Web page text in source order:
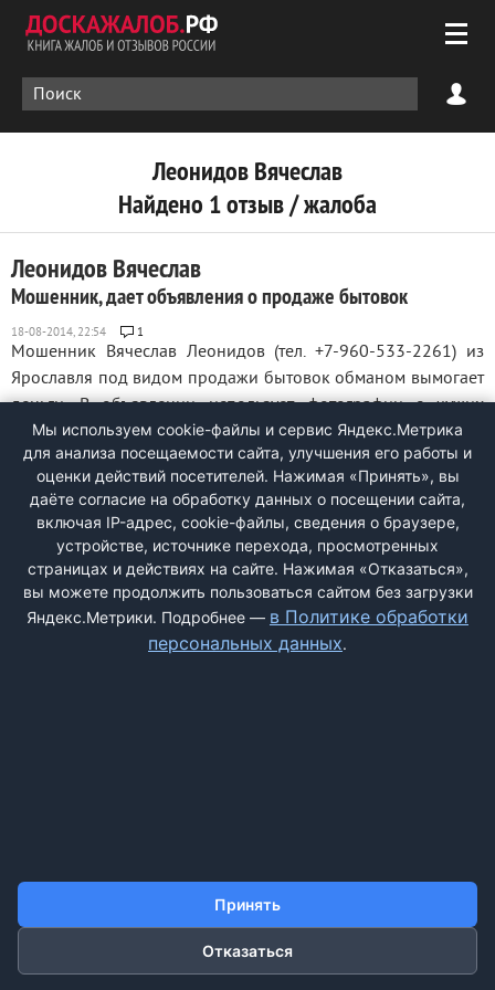
Леонидов Вячеслав
Найдено 1 отзыв / жалоба
Леонидов Вячеслав
Мошенник, дает объявления о продаже бытовок
1
Мошенник Вячеслав Леонидов (тел. +7-960-533-2261) из
Ярославля под видом продажи бытовок обманом вымогает
деньги. В объявлении использует фотографии с чужих
сайтов. Получив сумму, якобы необходимую для покупки
исходного материала, в дальнейшем не отвечает на звонки.
С ним в сговоре также Леонидова ...
ДОБАВИТЬ ЖАЛОБУ
КОНТАКТЫ
Мы используем cookie-файлы и сервис Яндекс.Метрика
для анализа посещаемости сайта, улучшения его работы и
оценки действий посетителей. Нажимая «Принять», вы
даёте согласие на обработку данных о посещении сайта,
включая IP-адрес, cookie-файлы, сведения о браузере,
устройстве, источнике перехода, просмотренных
страницах и действиях на сайте. Нажимая «Отказаться»,
вы можете продолжить пользоваться сайтом без загрузки
Яндекс.Метрики. Подробнее — в Политике обработки
персональных данных.
Принять
Отказаться